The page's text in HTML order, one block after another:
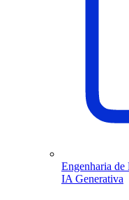
Engenharia de
IA Generativa